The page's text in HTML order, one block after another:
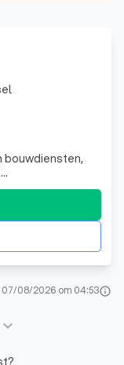
bouwdiensten,
en
de wettelijke
08/2026 om 04:53info
keyboard_arrow_down